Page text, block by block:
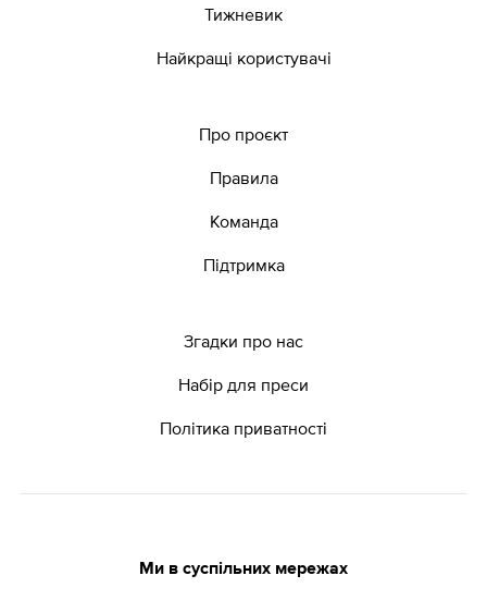
Тижневик
Найкращі користувачі
Про проєкт
Правила
Команда
Підтримка
Згадки про нас
Набір для преси
Політика приватності
Ми в суспільних мережах